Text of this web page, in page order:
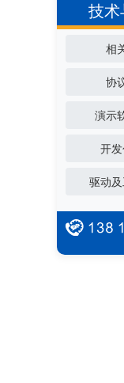
技术
相
协
演示
开
驱动